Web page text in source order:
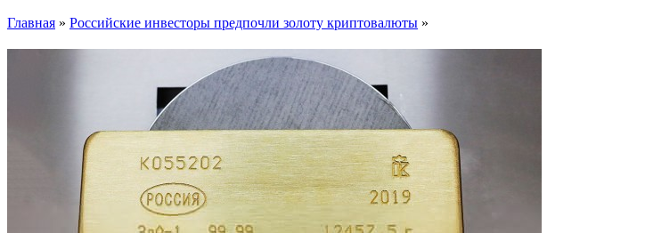
Главная » Российские инвесторы предпочли золоту криптовалюты »